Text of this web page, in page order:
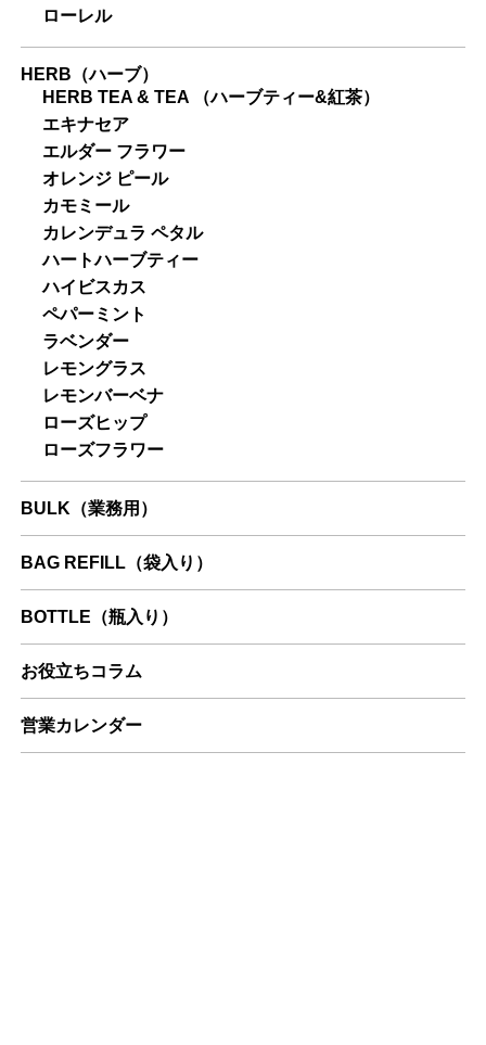
ローレル
HERB（ハーブ）
HERB TEA & TEA （ハーブティー&紅茶）
エキナセア
エルダー フラワー
オレンジ ピール
カモミール
カレンデュラ ペタル
ハートハーブティー
ハイビスカス
ペパーミント
ラベンダー
レモングラス
レモンバーベナ
ローズヒップ
ローズフラワー
BULK（業務用）
BAG REFILL（袋入り）
BOTTLE（瓶入り）
お役立ちコラム
営業カレンダー